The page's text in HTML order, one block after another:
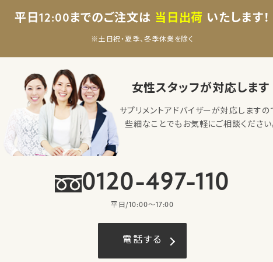
平日12:00までのご注文は 当日出荷 いたします！
※土日祝・夏季、冬季休業を除く
女性スタッフが対応します
サプリメントアドバイザーが対応しますの
些細なことでもお気軽にご相談ください
0120-497-110
平日/10:00〜17:00
電話する